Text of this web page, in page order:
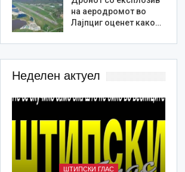
на аеродромот во
Лајпциг оценет како…
Неделен актуел
ШТИПСКИ ГЛАС